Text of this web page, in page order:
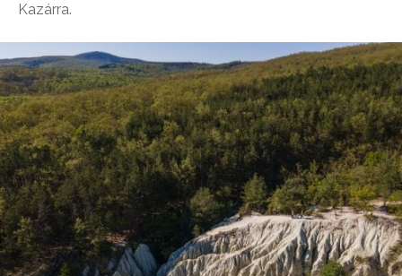
Kazárra.